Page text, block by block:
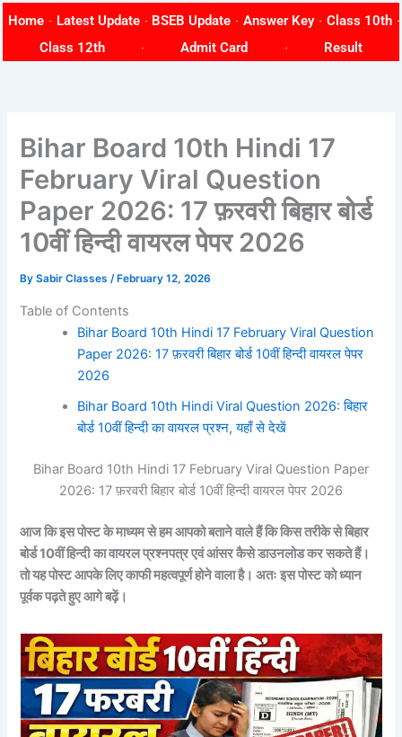
content
Home Latest Update BSEB Update Answer Key
Class 10th
Class 12th
Admit Card Result
Bihar Board 10th Hindi 17
February Viral Question
Paper 2026: 17 फ़रवरी बिहार बोर्ड
10वीं हिन्दी वायरल पेपर 2026
BySabir Classes/ February 12, 2026
Table of Contents
Bihar Board 10th Hindi 17 February Viral Question
Paper 2026: 17 फ़रवरी बिहार बोर्ड 10वीं हिन्दी वायरल पेपर
2026
Bihar Board 10th Hindi Viral Question 2026: बिहार
बोर्ड 10वीं हिन्दी का वायरल प्रश्न, यहाँ से देखें
Bihar Board 10th Hindi 17 February Viral Question Paper
2026: 17 फ़रवरी बिहार बोर्ड 10वीं हिन्दी वायरल पेपर 2026
आज कि इस पोस्ट के माध्यम से हम आपको बताने वाले हैं कि किस तरीके से बिहार
बोर्ड 10वीं हिन्दी का वायरल प्रश्नपत्र एवं आंसर कैसे डाउनलोड कर सकते हैं।
तो यह पोस्ट आपके लिए काफी महत्वपूर्ण होने वाला है। अतः इस पोस्ट को ध्यान
पूर्वक पढ़ते हुए आगे बढ़ें।